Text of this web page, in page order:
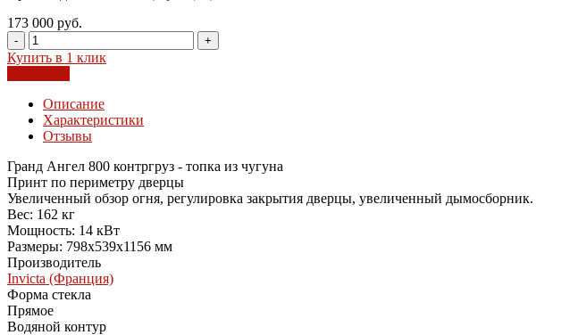
173 000 руб.
- +
Купить в 1 клик
Описание
Характеристики
Отзывы
Гранд Ангел 800 контргруз - топка из чугуна
Принт по периметру дверцы
Увеличенный обзор огня, регулировка закрытия дверцы, увеличенный дымосборник.
Вес: 162 кг
Мощность: 14 кВт
Размеры: 798х539х1156 мм
Производитель
Invicta (Франция)
Форма стекла
Прямое
Водяной контур